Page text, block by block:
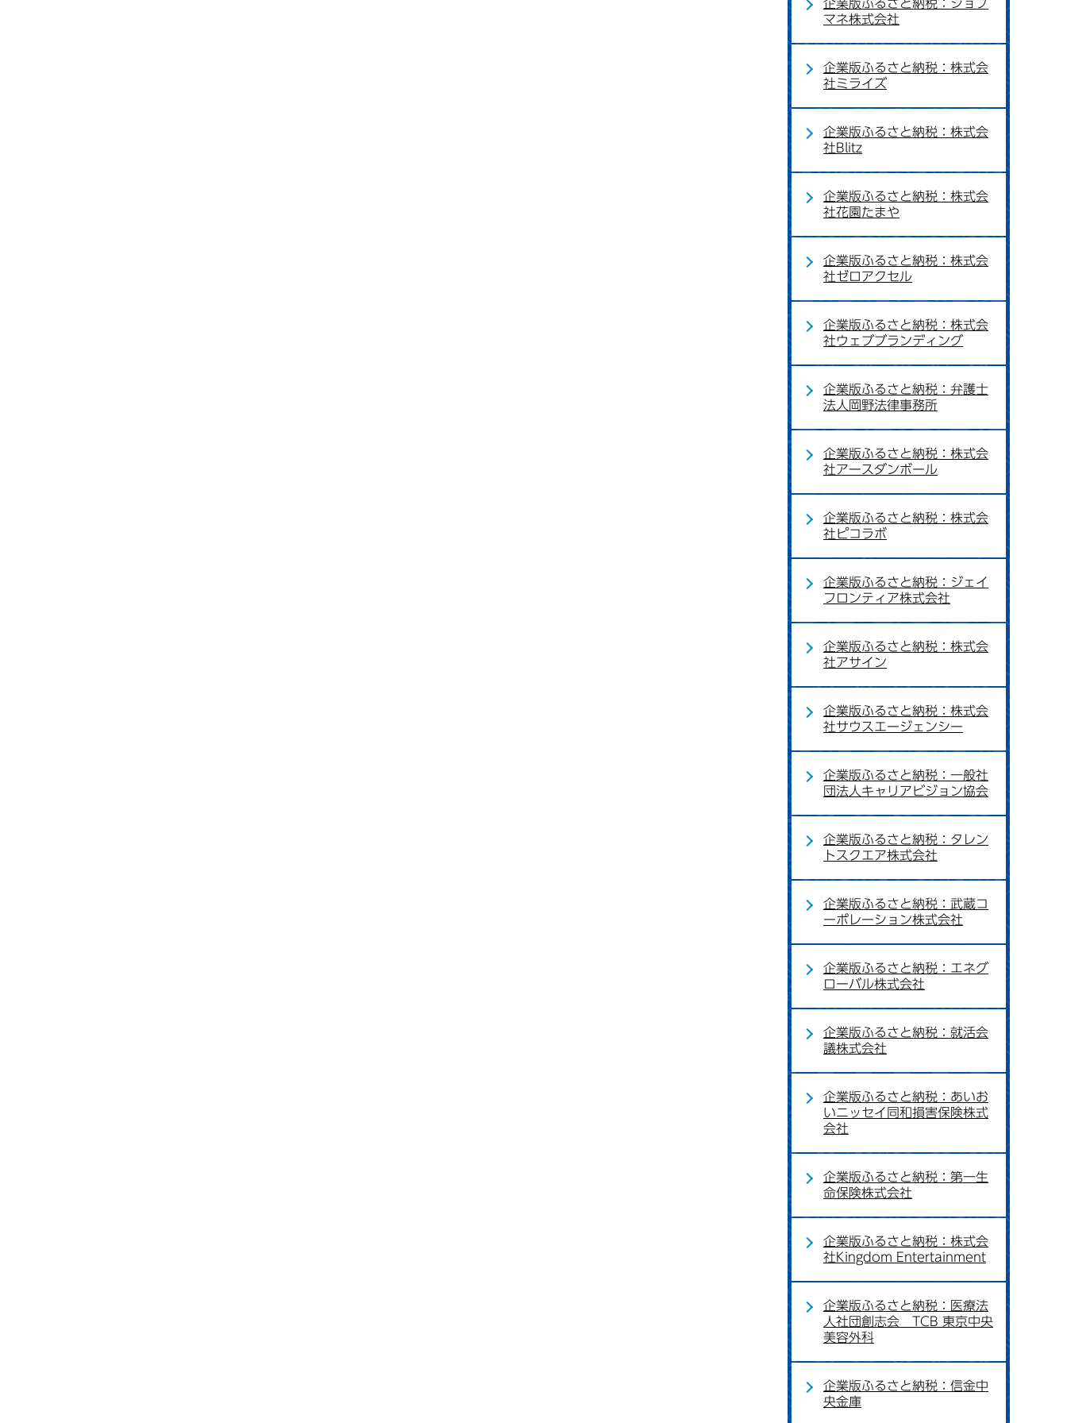
企業版ふるさと納税：ジョブ
マネ株式会社
企業版ふるさと納税：株式会
社ミライズ
企業版ふるさと納税：株式会
社Blitz
企業版ふるさと納税：株式会
社花園たまや
企業版ふるさと納税：株式会
社ゼロアクセル
企業版ふるさと納税：株式会
社ウェブブランディング
企業版ふるさと納税：弁護士
法人岡野法律事務所
企業版ふるさと納税：株式会
社アースダンボール
企業版ふるさと納税：株式会
社ピコラボ
企業版ふるさと納税：ジェイ
フロンティア株式会社
企業版ふるさと納税：株式会
社アサイン
企業版ふるさと納税：株式会
社サウスエージェンシー
企業版ふるさと納税：一般社
団法人キャリアビジョン協会
企業版ふるさと納税：タレン
トスクエア株式会社
企業版ふるさと納税：武蔵コ
ーポレーション株式会社
企業版ふるさと納税：エネグ
ローバル株式会社
企業版ふるさと納税：就活会
議株式会社
企業版ふるさと納税：あいお
いニッセイ同和損害保険株式
会社
企業版ふるさと納税：第一生
命保険株式会社
企業版ふるさと納税：株式会
社Kingdom Entertainment
企業版ふるさと納税：医療法
人社団創志会 TCB 東京中央
美容外科
企業版ふるさと納税：信金中
央金庫